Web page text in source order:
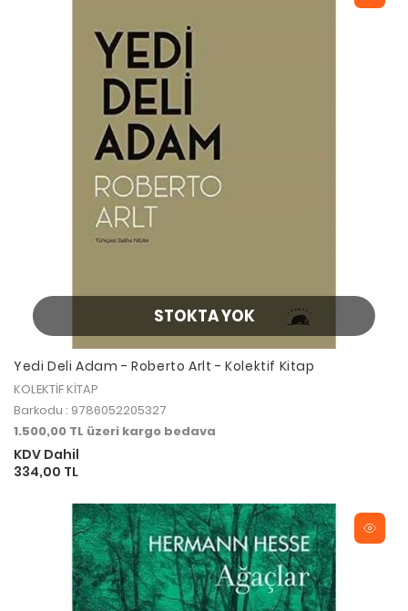
STOKTA YOK
Yedi Deli Adam - Roberto Arlt - Kolektif Kitap
KOLEKTİF KİTAP
Barkodu : 9786052205327
1.500,00 TL üzeri kargo bedava
KDV Dahil
334,00 TL